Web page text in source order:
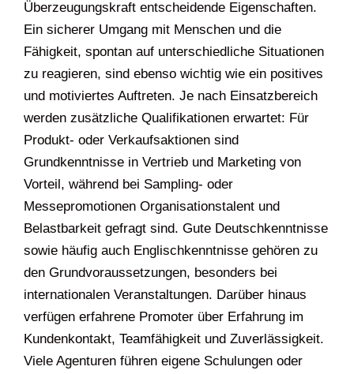
Überzeugungskraft entscheidende Eigenschaften.
Ein sicherer Umgang mit Menschen und die
Fähigkeit, spontan auf unterschiedliche Situationen
zu reagieren, sind ebenso wichtig wie ein positives
und motiviertes Auftreten. Je nach Einsatzbereich
werden zusätzliche Qualifikationen erwartet: Für
Produkt- oder Verkaufsaktionen sind
Grundkenntnisse in Vertrieb und Marketing von
Vorteil, während bei Sampling- oder
Messepromotionen Organisationstalent und
Belastbarkeit gefragt sind. Gute Deutschkenntnisse
sowie häufig auch Englischkenntnisse gehören zu
den Grundvoraussetzungen, besonders bei
internationalen Veranstaltungen. Darüber hinaus
verfügen erfahrene Promoter über Erfahrung im
Kundenkontakt, Teamfähigkeit und Zuverlässigkeit.
Viele Agenturen führen eigene Schulungen oder